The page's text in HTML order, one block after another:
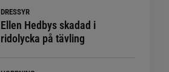
DRESSYR
Ellen Hedbys skadad i
ridolycka på tävling